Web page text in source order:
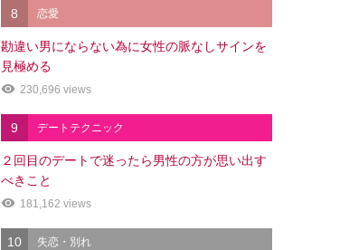
8 恋愛
勘違い男にならない為に女性の脈なしサインを
見極める
230,696 views
9 デートテクニック
２回目のデートで迷ったら男性の方が思い出す
べきこと
181,162 views
10 失恋・別れ